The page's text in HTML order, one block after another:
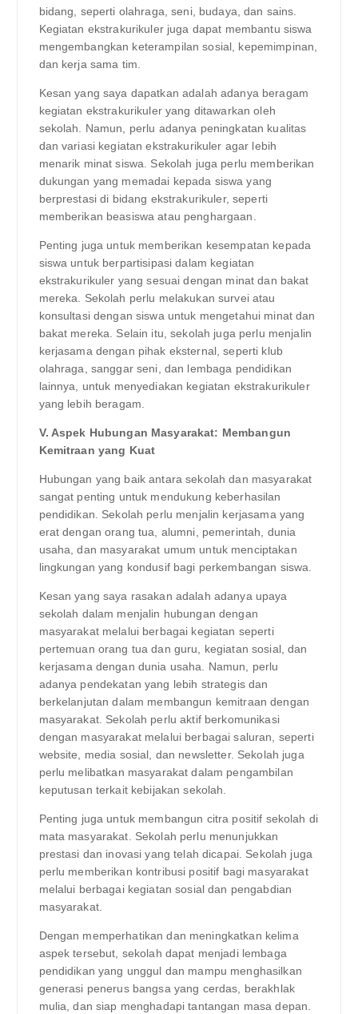
bidang, seperti olahraga, seni, budaya, dan sains.
Kegiatan ekstrakurikuler juga dapat membantu siswa
mengembangkan keterampilan sosial, kepemimpinan,
dan kerja sama tim.
Kesan yang saya dapatkan adalah adanya beragam
kegiatan ekstrakurikuler yang ditawarkan oleh
sekolah. Namun, perlu adanya peningkatan kualitas
dan variasi kegiatan ekstrakurikuler agar lebih
menarik minat siswa. Sekolah juga perlu memberikan
dukungan yang memadai kepada siswa yang
berprestasi di bidang ekstrakurikuler, seperti
memberikan beasiswa atau penghargaan.
Penting juga untuk memberikan kesempatan kepada
siswa untuk berpartisipasi dalam kegiatan
ekstrakurikuler yang sesuai dengan minat dan bakat
mereka. Sekolah perlu melakukan survei atau
konsultasi dengan siswa untuk mengetahui minat dan
bakat mereka. Selain itu, sekolah juga perlu menjalin
kerjasama dengan pihak eksternal, seperti klub
olahraga, sanggar seni, dan lembaga pendidikan
lainnya, untuk menyediakan kegiatan ekstrakurikuler
yang lebih beragam.
V. Aspek Hubungan Masyarakat: Membangun
Kemitraan yang Kuat
Hubungan yang baik antara sekolah dan masyarakat
sangat penting untuk mendukung keberhasilan
pendidikan. Sekolah perlu menjalin kerjasama yang
erat dengan orang tua, alumni, pemerintah, dunia
usaha, dan masyarakat umum untuk menciptakan
lingkungan yang kondusif bagi perkembangan siswa.
Kesan yang saya rasakan adalah adanya upaya
sekolah dalam menjalin hubungan dengan
masyarakat melalui berbagai kegiatan seperti
pertemuan orang tua dan guru, kegiatan sosial, dan
kerjasama dengan dunia usaha. Namun, perlu
adanya pendekatan yang lebih strategis dan
berkelanjutan dalam membangun kemitraan dengan
masyarakat. Sekolah perlu aktif berkomunikasi
dengan masyarakat melalui berbagai saluran, seperti
website, media sosial, dan newsletter. Sekolah juga
perlu melibatkan masyarakat dalam pengambilan
keputusan terkait kebijakan sekolah.
Penting juga untuk membangun citra positif sekolah di
mata masyarakat. Sekolah perlu menunjukkan
prestasi dan inovasi yang telah dicapai. Sekolah juga
perlu memberikan kontribusi positif bagi masyarakat
melalui berbagai kegiatan sosial dan pengabdian
masyarakat.
Dengan memperhatikan dan meningkatkan kelima
aspek tersebut, sekolah dapat menjadi lembaga
pendidikan yang unggul dan mampu menghasilkan
generasi penerus bangsa yang cerdas, berakhlak
mulia, dan siap menghadapi tantangan masa depan.